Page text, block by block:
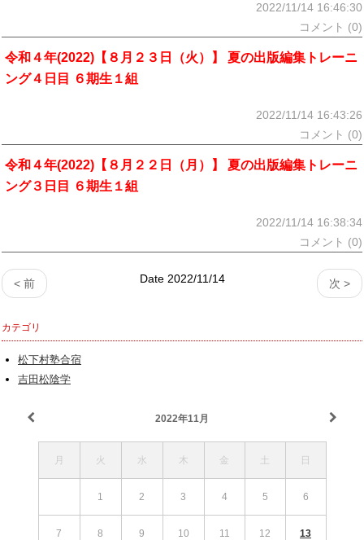
2022/11/14 16:46:30
コメント (0)
令和４年(2022)【８月２３日（火）】 夏の出版編集トレーニ
ング４日目 ６期生１組
2022/11/14 16:43:26
コメント (0)
令和４年(2022)【８月２２日（月）】 夏の出版編集トレーニ
ング３日目 ６期生１組
2022/11/14 16:38:34
コメント (0)
< 前 次 >
Date 2022/11/14
カテゴリ
松下村塾合宿
吉田松陰学
2022年11月
月 火 水 木 金 土 日
1 2 3 4 5 6
7 8 9 10 11 12 13